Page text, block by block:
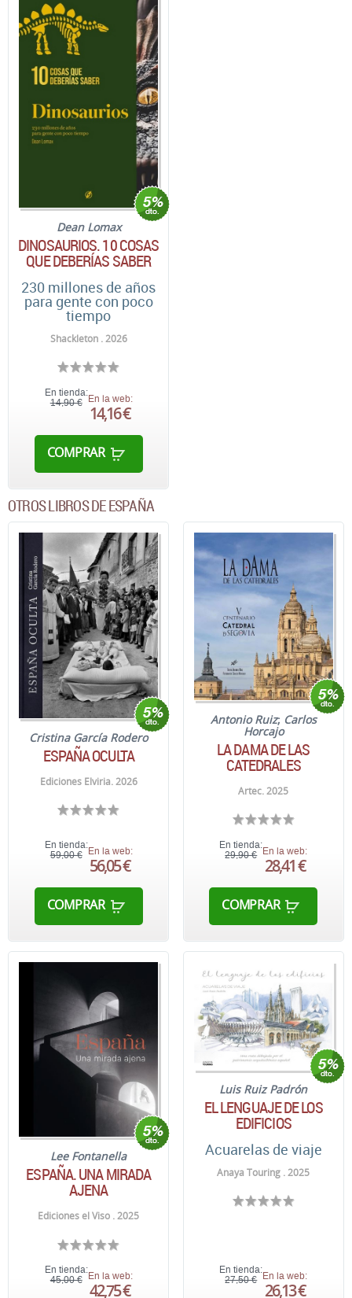
Dean Lomax
DINOSAURIOS. 10 COSAS
QUE DEBERÍAS SABER
230 millones de años
para gente con poco
tiempo
Shackleton . 2026
En tienda:
14,90 € En la web:
14,16 €
COMPRAR
OTROS LIBROS DE ESPAÑA
Cristina García Rodero
ESPAÑA OCULTA
Ediciones Elviria. 2026
En tienda:
59,00 € En la web:
56,05 €
COMPRAR
Antonio Ruiz; Carlos
Horcajo
LA DAMA DE LAS
CATEDRALES
Artec. 2025
En tienda:
29,90 €
En la web:
28,41 €
COMPRAR
Lee Fontanella
ESPAÑA. UNA MIRADA
AJENA
Ediciones el Viso . 2025
En tienda:
45,00 € En la web:
42,75 €
Luis Ruiz Padrón
EL LENGUAJE DE LOS
EDIFICIOS
Acuarelas de viaje
Anaya Touring . 2025
En tienda:
27,50 €
En la web:
26,13 €